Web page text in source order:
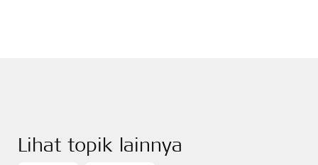
Lihat topik lainnya